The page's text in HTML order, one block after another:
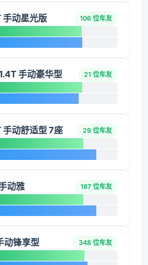
手动星光版 106 位车友
手动豪华型 21 位车友
动舒适型 7座 29 位车友
动雅 187 位车友
动锋享型 348 位车友